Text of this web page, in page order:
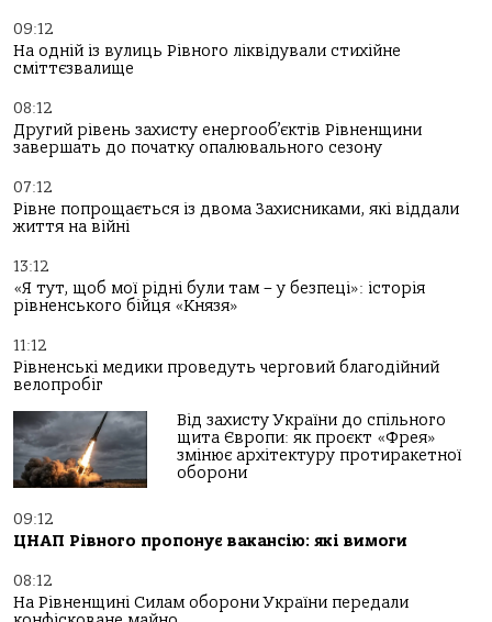
09:12
На одній із вулиць Рівного ліквідували стихійне
сміттєзвалище
08:12
Другий рівень захисту енергооб’єктів Рівненщини
завершать до початку опалювального сезону
07:12
Рівне попрощається із двома Захисниками, які віддали
життя на війні
13:12
«Я тут, щоб мої рідні були там – у безпеці»: історія
рівненського бійця «Князя»
11:12
Рівненські медики проведуть черговий благодійний
велопробіг
Від захисту України до спільного
щита Європи: як проєкт «Фрея»
змінює архітектуру протиракетної
оборони
09:12
ЦНАП Рівного пропонує вакансію: які вимоги
08:12
На Рівненщині Силам оборони України передали